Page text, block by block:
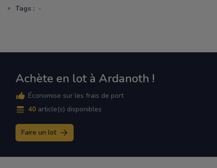
Tags : -
Achète en lot à Ardanoth !
Économise sur les frais de port
40 article(s) disponibles
Faire un lot